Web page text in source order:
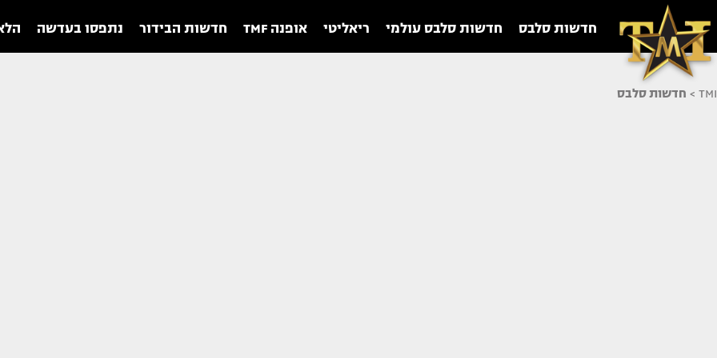
חדשות סלבס חדשות סלבס עולמי ריאליטי אופנה TMF חדשות הבידור נתפסו בעדשה
TMI
> חדשות סלבס